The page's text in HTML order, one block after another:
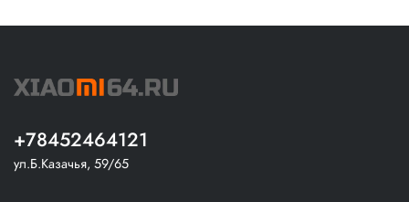
+78452464121
ул.Б.Казачья, 59/65